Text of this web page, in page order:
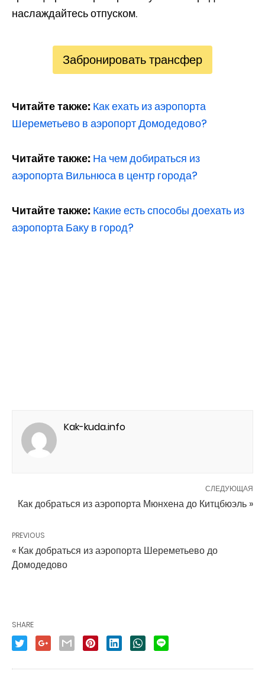
наслаждайтесь отпуском.
Забронировать трансфер
Читайте также: Как ехать из аэропорта
Шереметьево в аэропорт Домодедово?
Читайте также: На чем добираться из
аэропорта Вильнюса в центр города?
Читайте также: Какие есть способы доехать из
аэропорта Баку в город?
Kak-kuda.info
СЛЕДУЮЩАЯ
Как добраться из аэропорта Мюнхена до Китцбюэль »
PREVIOUS
« Как добраться из аэропорта Шереметьево до
Домодедово
SHARE